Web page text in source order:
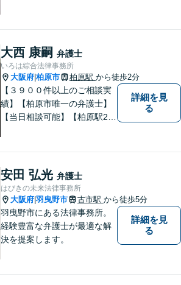
身近な弁護士を目指していま
す。
大西 康嗣 弁護士
いろは綜合法律事務所
大阪府 柏原市 柏原駅 から徒歩2分
【３９００件以上のご相談実
績】【柏原市唯一の弁護士】
【当日相談可能】【柏原駅2
詳細を見
る
安田 弘光 弁護士
はびきの未来法律事務所
大阪府 羽曳野市 古市駅 から徒歩5分
羽曳野市にある法律事務所。
経験豊富な弁護士が最適な解
決を提案します。
詳細を見
る